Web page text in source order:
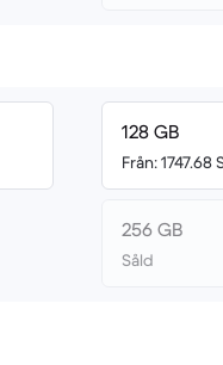
128 GB
Från: 1747.68
256 GB
Såld